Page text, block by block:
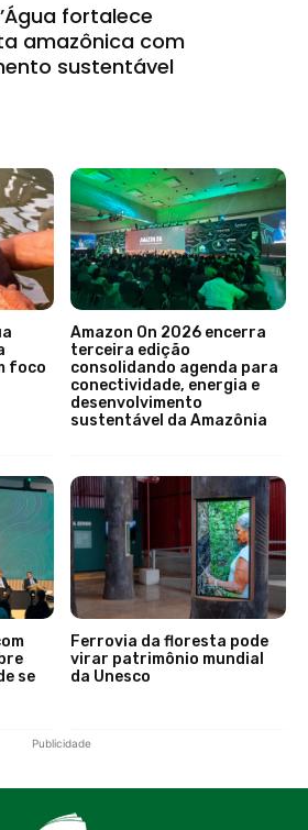
fortalece
amazônica com
sustentável
foco
Amazon On 2026 encerra
terceira edição
consolidando agenda para
conectividade, energia e
desenvolvimento
sustentável da Amazônia
se
Ferrovia da floresta pode
virar patrimônio mundial
da Unesco
Publicidade